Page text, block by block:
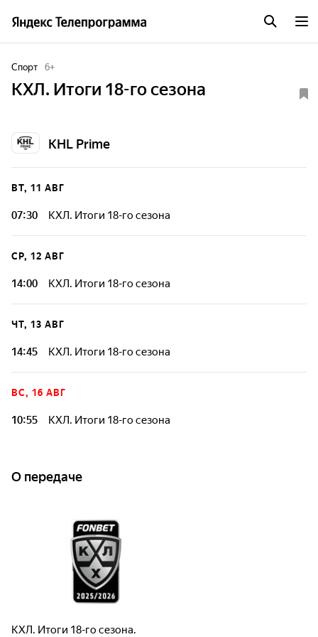
Спорт 6+
КХЛ. Итоги 18-го сезона
KHL Prime
ВТ, 11 АВГ
07:30 КХЛ. Итоги 18-го сезона
СР, 12 АВГ
14:00 КХЛ. Итоги 18-го сезона
ЧТ, 13 АВГ
14:45 КХЛ. Итоги 18-го сезона
ВС, 16 АВГ
10:55 КХЛ. Итоги 18-го сезона
О передаче
КХЛ. Итоги 18-го сезона.